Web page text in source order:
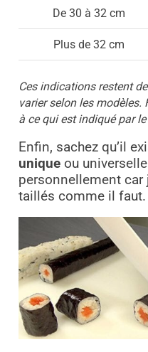
De 30 à 32 cm
Plus de 32 cm
Ces indications restent
varier selon les modèles.
à ce qui est indiqué par
Enfin, sachez qu’il
uniqueou
personnellement car
taillés comme il faut.